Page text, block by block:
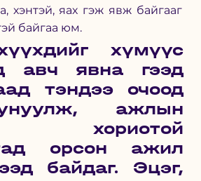
хэнтэй, яах гэж явж байгааг
байгаа юм.
хүмүүс
авч явна гээд
тэндээ очоод
ажлын
хориотой
орсон ажил
байдаг. Эцэг,